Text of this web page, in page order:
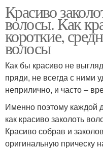
Красиво
волосы. Как
короткие,
волосы
Как бы красиво не
пряди, не всегда с ними
неприлично, и часто –
Именно поэтому каждой
как красиво заколоть
Красиво собрав и
оригинальную прическу